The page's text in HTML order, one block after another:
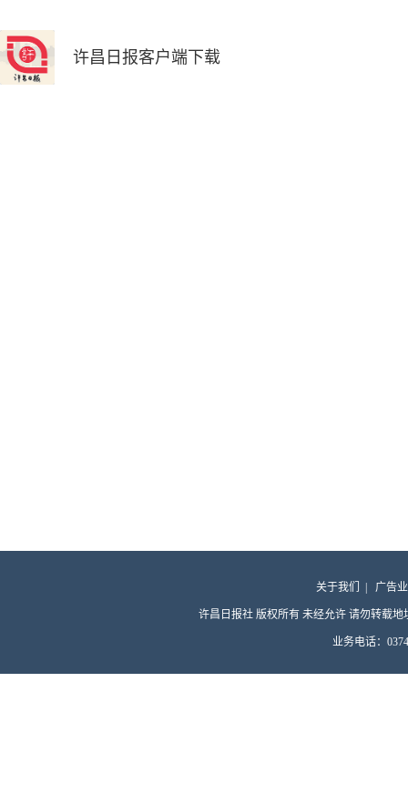
许昌日报客户端下载
关于我们 广告
许昌日报社 版权所有 未经允许 请勿转载地
业务电话：